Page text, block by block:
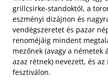
grillcsirke-standoktól, a
eszményi dizájnon és
vendégszeretet és pazar
renoméjáig mindent
mezőnek (avagy a németek
azaz rétnek) nevezett, és
fesztiválon.